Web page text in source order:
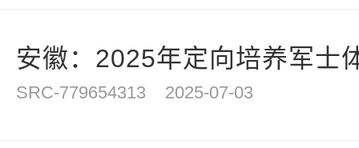
安徽：2025年定向培养军士
SRC-779654313 2025-07-03